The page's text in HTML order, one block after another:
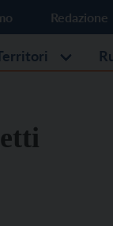
Redazione